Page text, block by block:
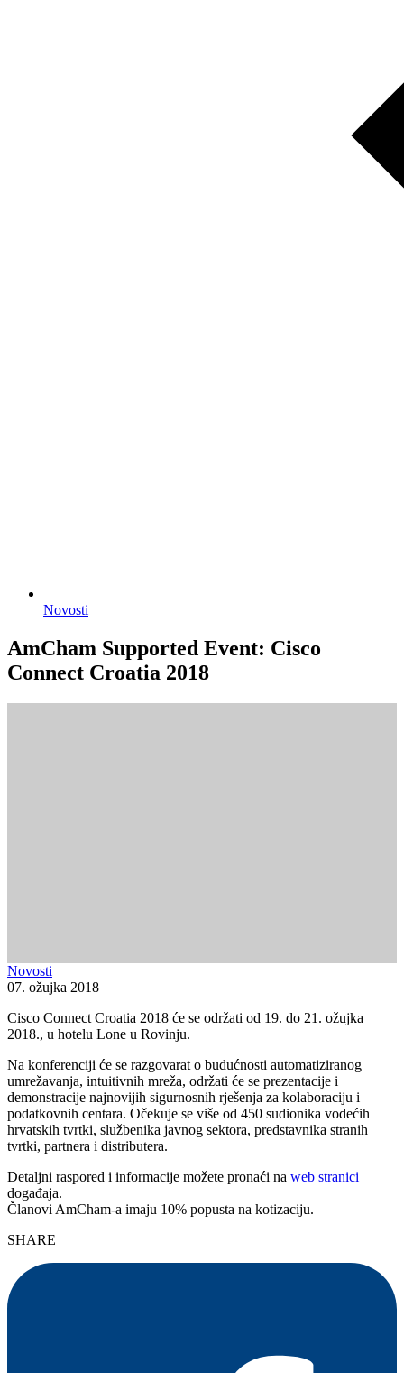
Novosti
AmCham Supported Event: Cisco
Connect Croatia 2018
Novosti
07. ožujka 2018
Cisco Connect Croatia 2018 će se održati od 19. do 21. ožujka
2018., u hotelu Lone u Rovinju.
Na konferenciji će se razgovarat o budućnosti automatiziranog
umrežavanja, intuitivnih mreža, održati će se prezentacije i
demonstracije najnovijih sigurnosnih rješenja za kolaboraciju i
podatkovnih centara. Očekuje se više od 450 sudionika vodećih
hrvatskih tvrtki, službenika javnog sektora, predstavnika stranih
tvrtki, partnera i distributera.
Detaljni raspored i informacije možete pronaći na web stranici
događaja.
Članovi AmCham-a imaju 10% popusta na kotizaciju.
SHARE